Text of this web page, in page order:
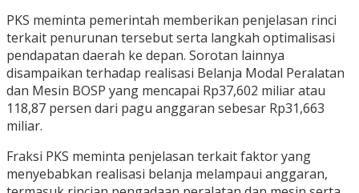
PKS meminta pemerintah memberikan penjelasan rinci
terkait penurunan tersebut serta langkah optimalisasi
pendapatan daerah ke depan. Sorotan lainnya
disampaikan terhadap realisasi Belanja Modal Peralatan
dan Mesin BOSP yang mencapai Rp37,602 miliar atau
118,87 persen dari pagu anggaran sebesar Rp31,663
miliar.
Fraksi PKS meminta penjelasan terkait faktor yang
menyebabkan realisasi belanja melampaui anggaran,